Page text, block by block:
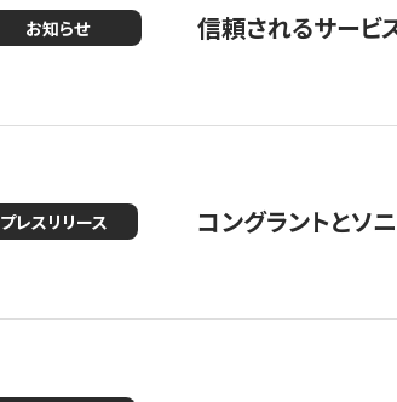
お知らせ 信頼されるサービ
プレスリリース コングラントとソ